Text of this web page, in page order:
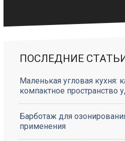
ПОСЛЕДНИЕ СТАТЬИ
Маленькая угловая кухня:
компактное
Барботаж для
применения